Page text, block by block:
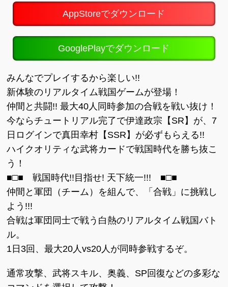
AppStoreでダウンロード
GooglePlayでダウンロード
みんなでプレイするから楽しい!!
新体験のリアルタイム戦国ゲームが登場！
仲間と共闘!! 最大40人同時参加の合戦を戦い抜け！
今ならチュートリアル完了で伊達政宗【SR】が、7
日ログインで真田幸村【SSR】が必ずもらえる!!
ハイクオリティな武将カードで戦国時代を勝ち抜こ
う！
■□■ 戦国時代!!目指せ! 天下統一!!! ■□■
仲間と軍団（チーム）を組んで、「合戦」に挑戦し
よう!!!
合戦は軍団同士で戦う白熱のリアルタイム戦国バト
ル。
1日3回、最大20人vs20人が同時参戦するぞ。
通常攻撃、武将スキル、奥義、SP回復などの多彩な